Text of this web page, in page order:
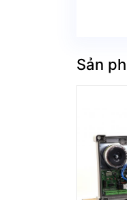
Tần
Tiêu
Sản